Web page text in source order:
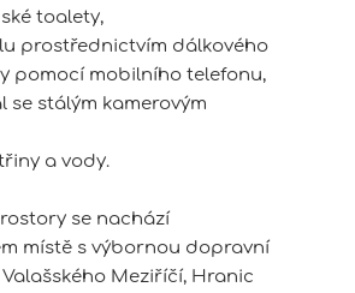
toalety,
prostřednictvím dálkového
pomocí mobilního telefonu,
se stálým kamerovým
a vody.
se nachází
místě s výbornou dopravní
Meziříčí, Hranic